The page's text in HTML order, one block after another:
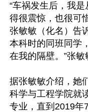
“车祸发生后，我
得很震惊，也很可
张敏敏（化名）告
本科时的同班同学
在我的隔壁。”张敏
据张敏敏介绍，她
科学与工程学院就
专业，直到2019年